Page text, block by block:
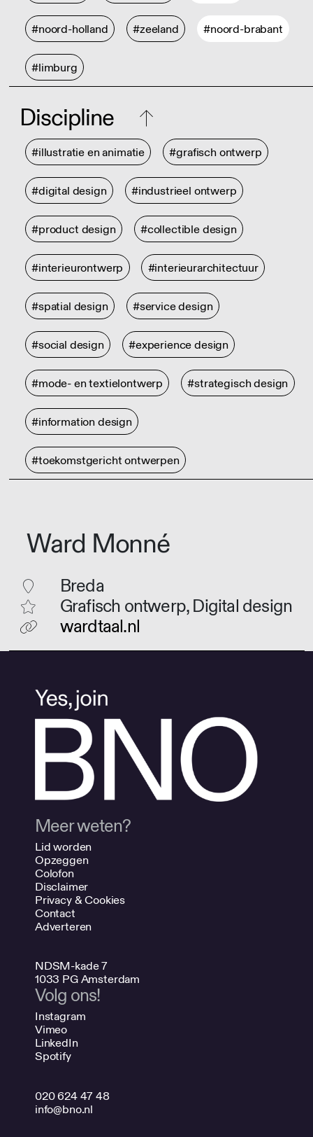
#noord-holland #zeeland #noord-brabant
#limburg
Discipline
#illustratie en animatie #grafisch ontwerp
#digital design #industrieel ontwerp
#product design #collectible design
#interieurontwerp #interieurarchitectuur
#spatial design #service design
#social design #experience design
#mode- en textielontwerp #strategisch design
#information design
#toekomstgericht ontwerpen
Ward Monné
Breda
Grafisch ontwerp, Digital design
wardtaal.nl
Meer weten?
Lid worden
Opzeggen
Colofon
Disclaimer
Privacy & Cookies
Contact
Adverteren
NDSM-kade 7
1033 PG Amsterdam
Volg ons!
Instagram
Vimeo
LinkedIn
Spotify
020 624 47 48
info@bno.nl